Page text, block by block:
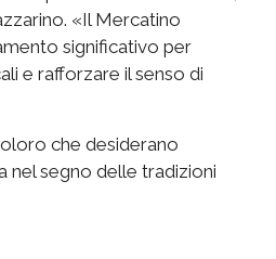
«Il Mercatino
significativo per
e rafforzare il senso di
che desiderano
nel segno delle tradizioni